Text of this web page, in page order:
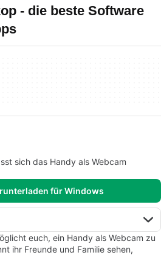
- die beste Software
sich das Handy als Webcam
für Windows
euch, ein Handy als Webcam zu
ihr Freunde und Familie sehen,